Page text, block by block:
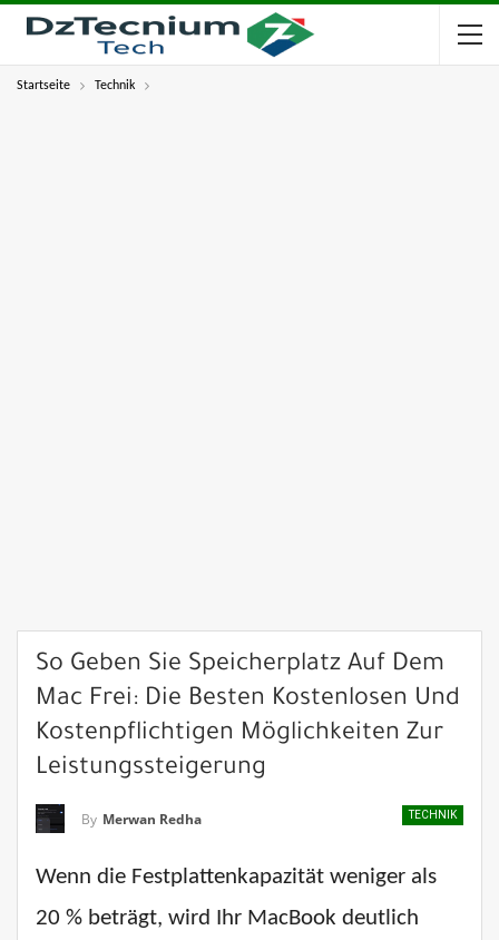
Startseite Technik
So Geben Sie Speicherplatz Auf Dem
Mac Frei: Die Besten Kostenlosen Und
Kostenpflichtigen Möglichkeiten Zur
Leistungssteigerung
TECHNIK
By Merwan Redha
Wenn die Festplattenkapazität weniger als
20 % beträgt, wird Ihr MacBook deutlich